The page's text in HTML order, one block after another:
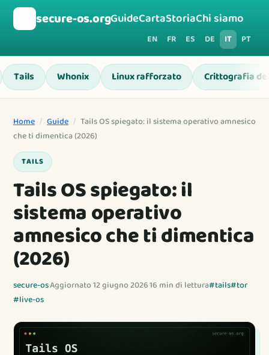
secure-os.orgGuideCartaStoriaChi siamo
EN FR ES DE IT PT
Tails Whonix Linux rafforzato Crittografia
Home / Guide / Tails OS spiegato: il sistema operativo amnesico
che ti dimentica (2026)
TAILS
Tails OS spiegato: il
sistema operativo
amnesico che ti dimentica
(2026)
secure-os·Aggiornato 12 giugno 2026·16 min di lettura#tails#tor
#live-os